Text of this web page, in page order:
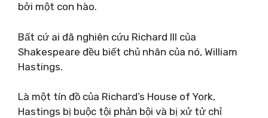
bởi một con hào.
Bất cứ ai đã nghiên cứu Richard III của
Shakespeare đều biết chủ nhân của nó, William
Hastings.
Là một tín đồ của Richard’s House of York,
Hastings bị buộc tội phản bội và bị xử tử chỉ